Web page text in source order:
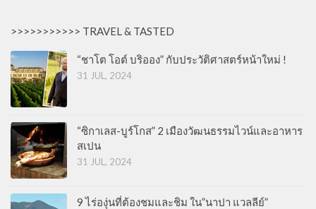
>>>>>>>>>>> TRAVEL & TASTED
“ชาโต โอต์ บริออง” กับประวัติศาสตร์หน้าใหม่ !
31 JUL, 2024
“ซิกาเลส-บูร์โกส” 2 เมืองวัฒนธรรมไวน์และอาหาร
สเปน
31 JUL, 2024
9 ไร่องุ่นที่ต้องชมและชิม ใน”นาปา แวลลีย์”